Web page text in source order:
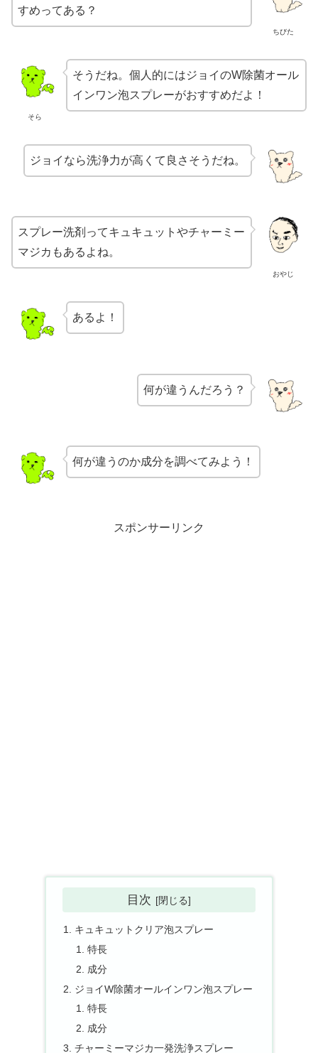
ちびた
すめってある？
そら
そうだね。個人的にはジョイのW除菌オール
インワン泡スプレーがおすすめだよ！
ジョイなら洗浄力が高くて良さそうだね。
おやじ
スプレー洗剤ってキュキュットやチャーミー
マジカもあるよね。
あるよ！
何が違うんだろう？
何が違うのか成分を調べてみよう！
スポンサーリンク
目次
キュキュットクリア泡スプレー
特長
成分
ジョイW除菌オールインワン泡スプレー
特長
成分
チャーミーマジカ一発洗浄スプレー